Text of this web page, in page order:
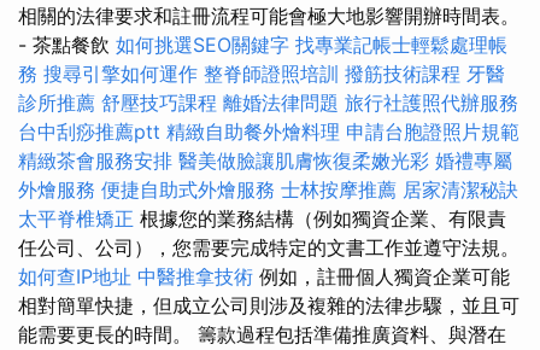
相關的法律要求和註冊流程可能會極大地影響開辦時間表。
- 茶點餐飲 如何挑選SEO關鍵字 找專業記帳士輕鬆處理帳
務 搜尋引擎如何運作 整脊師證照培訓 撥筋技術課程 牙醫
診所推薦 舒壓技巧課程 離婚法律問題 旅行社護照代辦服務
台中刮痧推薦ptt 精緻自助餐外燴料理 申請台胞證照片規範
精緻茶會服務安排 醫美做臉讓肌膚恢復柔嫩光彩 婚禮專屬
外燴服務 便捷自助式外燴服務 士林按摩推薦 居家清潔秘訣
太平脊椎矯正 根據您的業務結構（例如獨資企業、有限責
任公司、公司），您需要完成特定的文書工作並遵守法規。
如何查IP地址 中醫推拿技術 例如，註冊個人獨資企業可能
相對簡單快捷，但成立公司則涉及複雜的法律步驟，並且可
能需要更長的時間。 籌款過程包括準備推廣資料、與潛在